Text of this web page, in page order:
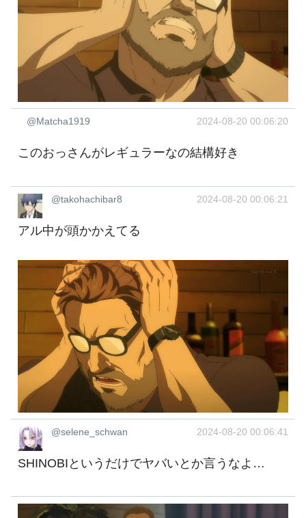
@Matcha1919 2024-08-20 00:06:20
このおっさんがレギュラーなの結構好き
@takohachibar8 2024-08-20 00:06:21
アル中が頭かかえてる
@selene_schwan 2024-08-20 00:06:41
SHINOBIというだけでヤバいとか言うなよ…